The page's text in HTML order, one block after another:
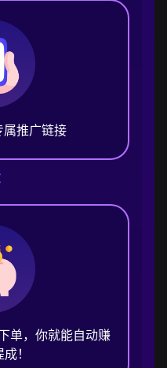
属推广链接
单，你就能自动赚
！